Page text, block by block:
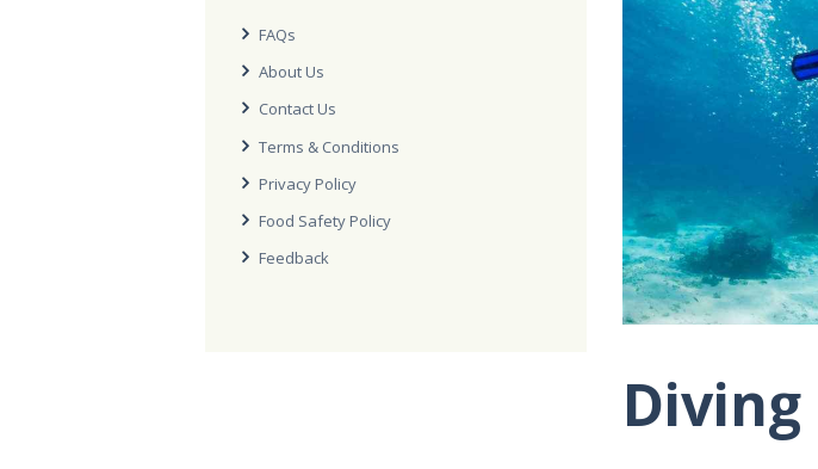
Diving
FAQs
About Us
Contact Us
Terms & Conditions
Privacy Policy
Food Safety Policy
Feedback